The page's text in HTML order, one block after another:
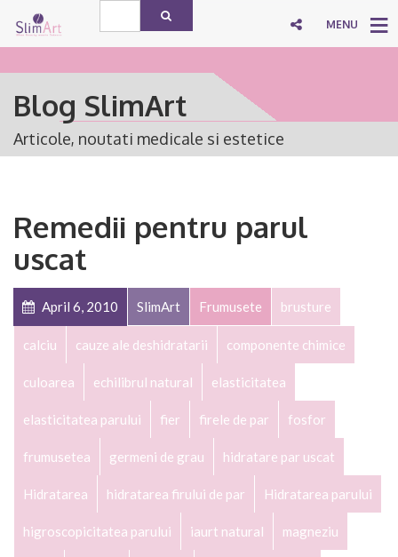
MENU
Blog SlimArt
Articole, noutati medicale si estetice
Remedii pentru parul
uscat
April 6, 2010 SlimArt Frumusete brusture
calciu cauze ale deshidratarii componente chimice
culoarea echilibrul natural elasticitatea
elasticitatea parului fier firele de par fosfor
frumusetea germeni de grau hidratare par uscat
Hidratarea hidratarea firului de par Hidratarea parului
higroscopicitatea parului iaurt natural magneziu